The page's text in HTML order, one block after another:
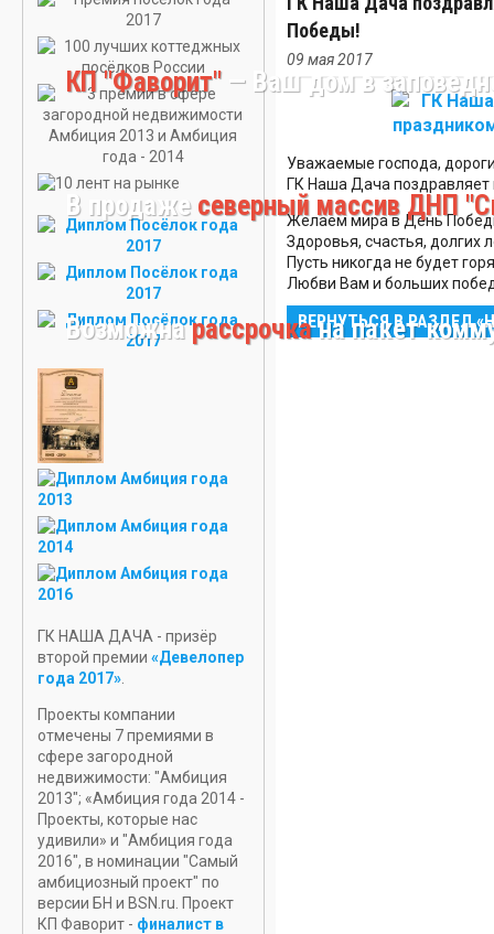
ДАЧУ В
КУПИТЬ
КУПИТЬ
ДАЧУ В
ЛУЖСКОМ
РАЙОНЕ
КУПИТЬ ДАЧУ В
РАЙОНЕ
КП "Фаворит" — Ваш дом в
В продаже северный массив ДНП
Возможнарассрочкана пакет
ГК НАША ДАЧА - призёр
второй премии «Девелопер
года 2017»
Проекты компании
отмечены 7 премиями в
сфере загородной
недвижимости: "Амбиция
2013"; «Амбиция года 2014 -
Проекты, которые нас
удивили» и "Амбиция года
2016", в номинации "Самый
амбициозный проект" по
версии БН и BSN.ru. Проект
КП Фаворит - финалист в
Победы!
09 мая 2017
Уважаемые господа,
ГК Наша Дача
Желаем мира в День
Здоровья, счастья, долгих
Пусть никогда не будет
Любви Вам и больших
ВЕРНУТЬСЯ В РАЗДЕЛ